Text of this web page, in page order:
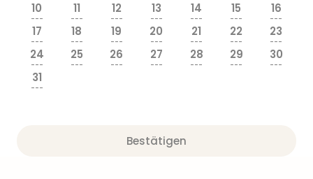
10
---
11
---
12
---
13
---
14
---
15
---
16
---
17
---
18
---
19
---
20
---
21
---
22
---
23
---
24
---
25
---
26
---
27
---
28
---
29
---
30
---
31
---
Bestätigen